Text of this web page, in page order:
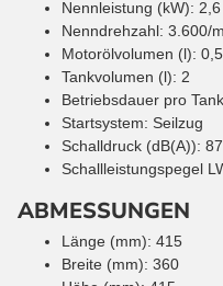
Nennleistung (kW): 2,6
Nenndrehzahl: 3.600/
Motorölvolumen (l):
Tankvolumen (l): 2
Betriebsdauer pro
Startsystem: Seilzug
Schalldruck (dB(A)): 87
Schallleistungspegel
ABMESSUNGEN
Länge (mm): 415
Breite (mm): 360